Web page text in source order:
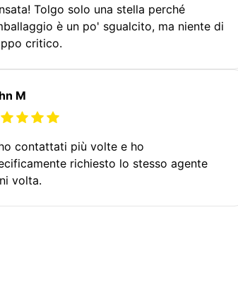
Tolgo solo una stella perché
è un po' sgualcito, ma niente di
critico.
M
contattati più volte e ho
richiesto lo stesso agente
volta.